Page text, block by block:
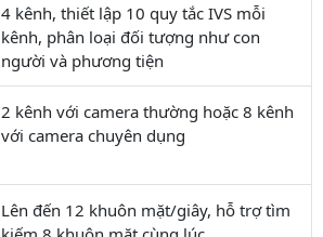
4 kênh, thiết lập 10 quy tắc IVS mỗi
kênh, phân loại đối tượng như con
người và phương tiện
2 kênh với camera thường hoặc 8 kênh
với camera chuyên dụng
Lên đến 12 khuôn mặt/giây, hỗ trợ tìm